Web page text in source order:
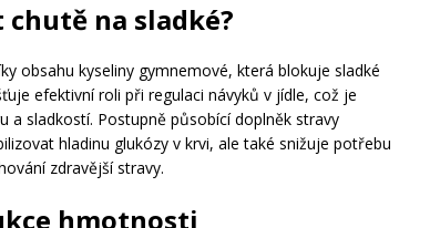
na sladké?
obsahu kyseliny gymnemové, která blokuje sladké
efektivní roli při regulaci návyků v jídle, což je
a sladkostí. Postupně působící doplněk stravy
hladinu glukózy v krvi, ale také snižuje potřebu
zdravější stravy.
hmotnosti